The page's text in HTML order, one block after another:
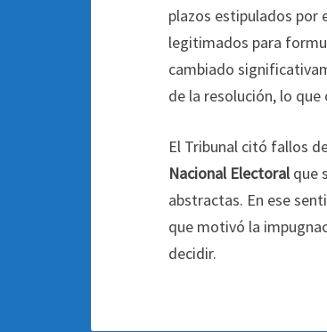
plazos estipulados por
legitimados para
cambiado
de la resolución, lo
El Tribunal citó fallos
Nacional Electoralque
abstractas. En ese
que motivó la
decidir.